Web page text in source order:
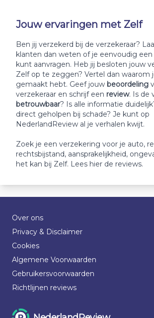
Jouw ervaringen met Zelf
Ben jij verzekerd bij de verzekeraar?
klanten dan weten of je eenvoudig
kunt aanvragen. Heb jij besloten jouw
Zelf op te zeggen? Vertel dan waarom
gemaakt hebt. Geef jouw beoordeling
verzekeraar en schrijf een review. Is de
betrouwbaar? Is alle informatie
direct geholpen bij schade? Je kunt op
NederlandReview al je verhalen kwijt.
Zoek je een verzekering voor je auto,
rechtsbijstand, aansprakelijkheid,
het kan bij Zelf. Lees hier de reviews.
Over ons
Privacy & Disclaimer
Cookies
Algemene Voorwaarden
Gebruikersvoorwaarden
Richtlijnen reviews